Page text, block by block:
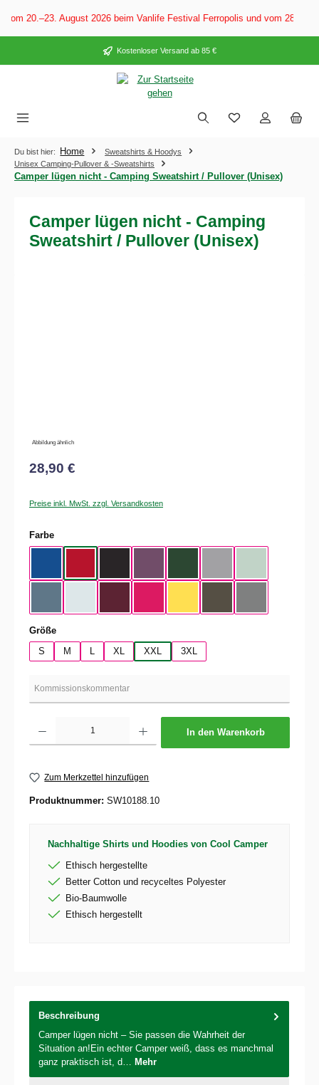
springen
20.–23. August 2026 beim Vanlife Festival Ferropolis und vom 28.
Kostenloser Versand ab 85 €
Du bist hier: Home
Sweatshirts & Hoodys
Unisex Camping-Pullover & -Sweatshirts
Camper lügen nicht - Camping Sweatshirt / Pullover (Unisex)
Camper lügen nicht - Camping
Sweatshirt / Pullover (Unisex)
Abbildung ähnlich
28,90 €
Preise inkl. MwSt. zzgl. Versandkosten
Farbeauswählen
Größeauswählen
S
M XL XXL 3XL
In den Warenkorb
Zum Merkzettel hinzufügen
Produktnummer: SW10188.10
Nachhaltige Shirts und Hoodies von Cool Camper
Ethisch hergestellte
Better Cotton und recyceltes Polyester
Bio-Baumwolle
Ethisch hergestellt
Beschreibung
Camper lügen nicht – Sie passen die Wahrheit der
Situation an!Ein echter Camper weiß, dass es manchmal
ganz praktisch ist, d… Mehr